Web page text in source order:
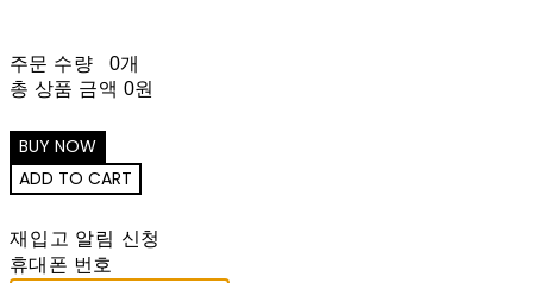
주문 수량
0개
총 상품 금액 0원
재입고 알림 신청
휴대폰 번호